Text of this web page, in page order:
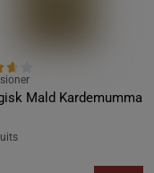
Mald Kardemumma